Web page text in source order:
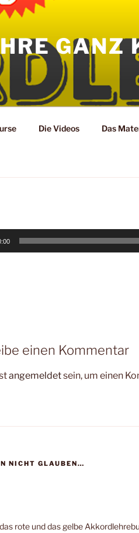
GANZ
Die Videos Das
einen Kommentar
angemeldetsein, um einen
NICHT GLAUBEN…
rote und das gelbe